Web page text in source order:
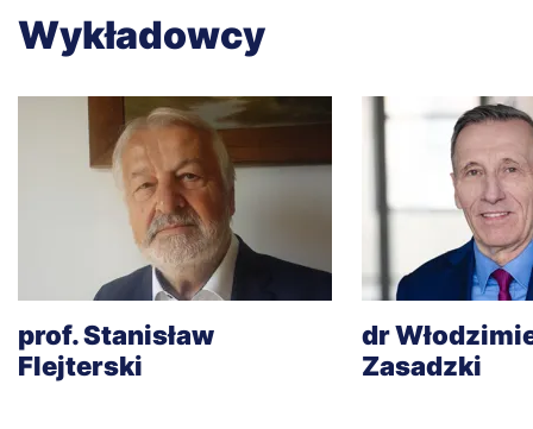
Wykładowcy
prof. Stanisław
Flejterski
dr
Zasadzki